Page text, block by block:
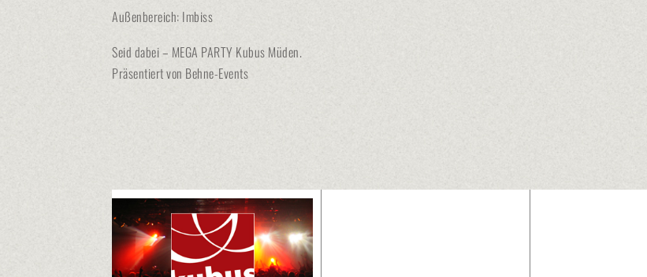
Außenbereich: Imbiss
Seid dabei – MEGA PARTY Kubus Müden.
Präsentiert von Behne-Events